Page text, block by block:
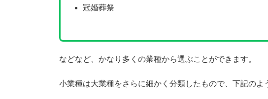
冠婚葬祭
などなど、かなり多くの業種から選ぶことができます。
小業種は大業種をさらに細かく分類したもので、下記のよ